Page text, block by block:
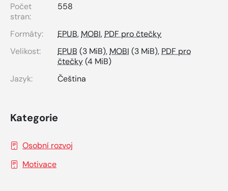
Počet
stran:
558
Formáty: EPUB, MOBI, PDF pro čtečky
Velikost:
EPUB (3 MiB), MOBI (3 MiB), PDF pro
čtečky(4 MiB)
Jazyk:
Čeština
Kategorie
Osobní rozvoj
Motivace